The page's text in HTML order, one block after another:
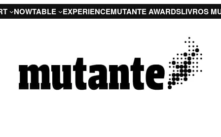
NOWTABLE EXPERIENCEMUTANTE AWARDSLIVROS